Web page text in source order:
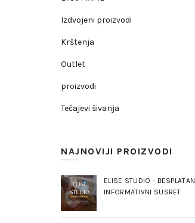
Izdvojeni proizvodi
Krštenja
Outlet
proizvodi
Tečajevi šivanja
NAJNOVIJI PROIZVODI
ELISE STUDIO - BESPLATAN
INFORMATIVNI SUSRET